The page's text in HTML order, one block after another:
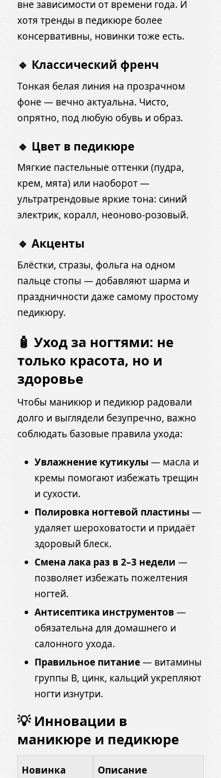
вне зависимости от времени года. И
хотя тренды в педикюре более
консервативны, новинки тоже есть.
🔹 Классический френч
Тонкая белая линия на прозрачном
фоне — вечно актуальна. Чисто,
опрятно, под любую обувь и образ.
🔹 Цвет в педикюре
Мягкие пастельные оттенки (пудра,
крем, мята) или наоборот —
ультратрендовые яркие тона: синий
электрик, коралл, неоново-розовый.
🔹 Акценты
Блёстки, стразы, фольга на одном
пальце стопы — добавляют шарма и
праздничности даже самому простому
педикюру.
🧴 Уход за ногтями: не
только красота, но и
здоровье
Чтобы маникюр и педикюр радовали
долго и выглядели безупречно, важно
соблюдать базовые правила ухода:
Увлажнение кутикулы — масла и
кремы помогают избежать трещин
и сухости.
Полировка ногтевой пластины —
удаляет шероховатости и придаёт
здоровый блеск.
Смена лака раз в 2–3 недели —
позволяет избежать пожелтения
ногтей.
Антисептика инструментов —
обязательна для домашнего и
салонного ухода.
Правильное питание— витамины
группы B, цинк, кальций укрепляют
ногти изнутри.
💡 Инновации в
маникюре и педикюре
Новинка Описание